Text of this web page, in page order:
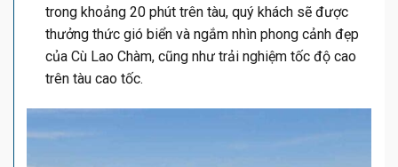
trong khoảng 20 phút trên tàu, quý khách sẽ được
thưởng thức gió biển và ngắm nhìn phong cảnh đẹp
của Cù Lao Chàm, cũng như trải nghiệm tốc độ cao
trên tàu cao tốc.